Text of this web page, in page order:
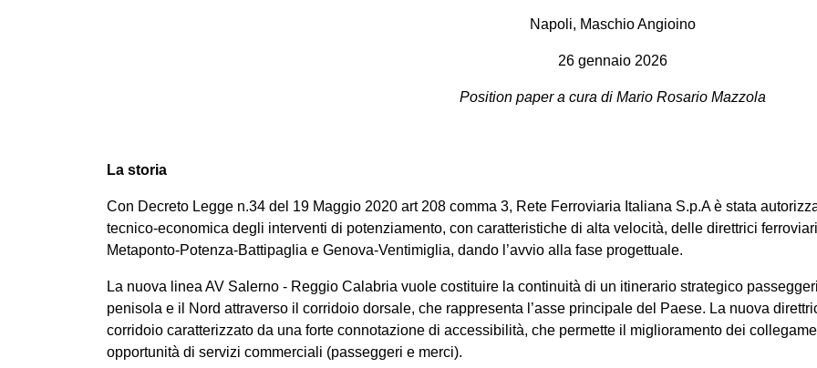
Napoli, Maschio Angioino
26 gennaio 2026
Position paper a cura di Mario Rosario Mazzola
La storia
Con Decreto Legge n.34 del 19 Maggio 2020 art 208 comma 3, Rete Ferroviaria Italiana S.p.A è stata
tecnico-economica degli interventi di potenziamento, con caratteristiche di alta velocità, delle direttrici
Metaponto-Potenza-Battipaglia e Genova-Ventimiglia, dando l’avvio alla fase progettuale.
La nuova linea AV Salerno - Reggio Calabria vuole costituire la continuità di un itinerario strategico
penisola e il Nord attraverso il corridoio dorsale, che rappresenta l’asse principale del Paese. La nuova
corridoio caratterizzato da una forte connotazione di accessibilità, che permette il miglioramento dei
opportunità di servizi commerciali (passeggeri e merci).